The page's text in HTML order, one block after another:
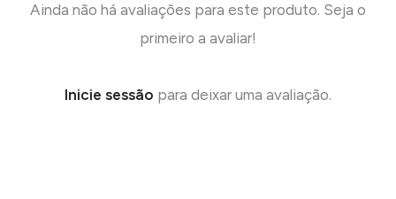
Ainda não há avaliações para este produto. Seja o
primeiro a avaliar!
Inicie sessão para deixar uma avaliação.